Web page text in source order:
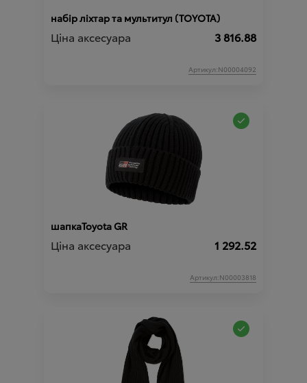
набір ліхтар та мультитул (TOYOTA)
Ціна аксесуара 3 816.88
Артикул:N00004092
шапкаToyota GR
Ціна аксесуара 1 292.52
Артикул:N00003818